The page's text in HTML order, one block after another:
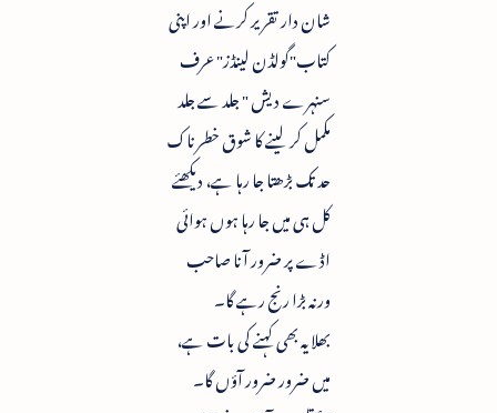
شان دار تقریر کرنے اور اپنی
کتاب"گولڈن لینڈز" عرف
سنہرے دیش " جلد سے جلد
مکمل کر لینے کا شوق خطرناک
حد تک بڑھتا جا رہا ہے، دیکھئے
کل ہی میں جا رہا ہوں ہوائی
اڈے پر ضرور آنا صاحب
ورنہ بڑا رنج رہے گا۔
بھلا یہ بھی کہنے کی بات ہے،
میں ضرور ضرور آؤں گا۔